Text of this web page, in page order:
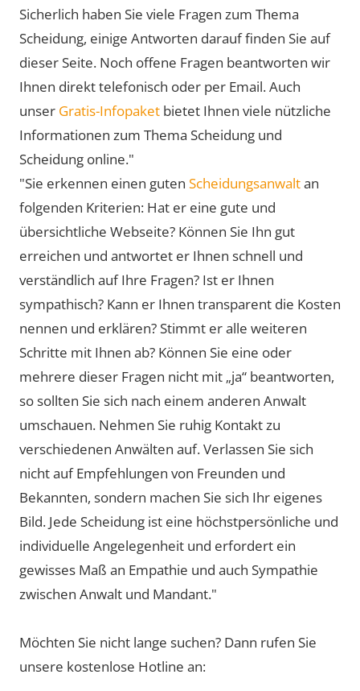
Sicherlich haben Sie viele Fragen zum Thema
Scheidung, einige Antworten darauf finden Sie auf
dieser Seite. Noch offene Fragen beantworten wir
Ihnen direkt telefonisch oder per Email. Auch
unser Gratis-Infopaket bietet Ihnen viele nützliche
Informationen zum Thema Scheidung und
Scheidung online."
"Sie erkennen einen guten Scheidungsanwaltan
folgenden Kriterien: Hat er eine gute und
übersichtliche Webseite? Können Sie Ihn gut
erreichen und antwortet er Ihnen schnell und
verständlich auf Ihre Fragen? Ist er Ihnen
sympathisch? Kann er Ihnen transparent die Kosten
nennen und erklären? Stimmt er alle weiteren
Schritte mit Ihnen ab? Können Sie eine oder
mehrere dieser Fragen nicht mit „ja“ beantworten,
so sollten Sie sich nach einem anderen Anwalt
umschauen. Nehmen Sie ruhig Kontakt zu
verschiedenen Anwälten auf. Verlassen Sie sich
nicht auf Empfehlungen von Freunden und
Bekannten, sondern machen Sie sich Ihr eigenes
Bild. Jede Scheidung ist eine höchstpersönliche und
individuelle Angelegenheit und erfordert ein
gewisses Maß an Empathie und auch Sympathie
zwischen Anwalt und Mandant."
Möchten Sie nicht lange suchen? Dann rufen Sie
unsere kostenlose Hotline an: